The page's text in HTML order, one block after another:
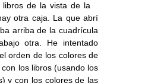
libros de la vista de la
otra caja. La que abrí
arriba de la cuadrícula
otra. He intentado
orden de los colores de
con los libros (usando los
y con los colores de las